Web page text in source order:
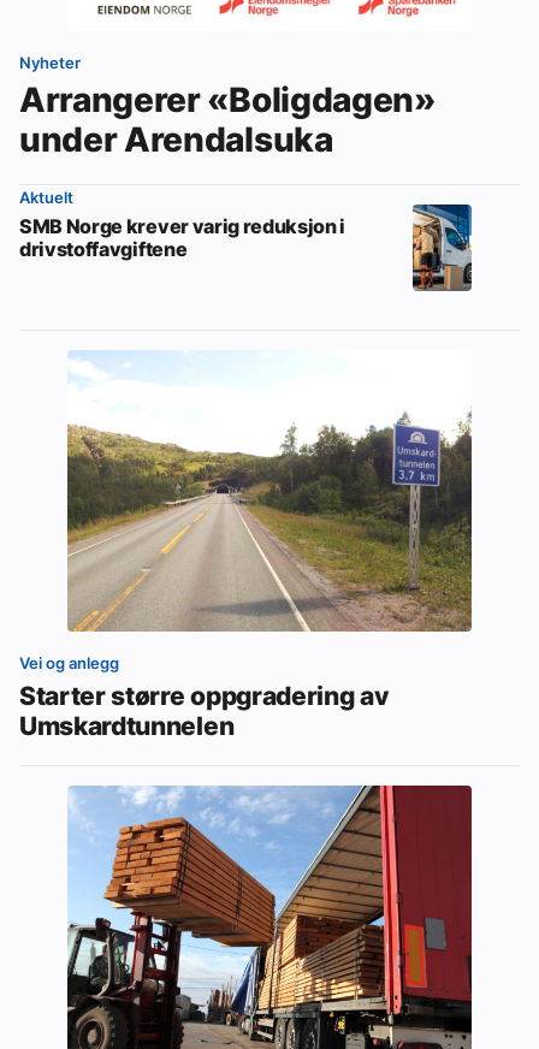
Nyheter
Arrangerer «Boligdagen»
under Arendalsuka
Aktuelt
SMB Norge krever varig reduksjon i
drivstoffavgiftene
Vei og anlegg
Starter større oppgradering av
Umskardtunnelen